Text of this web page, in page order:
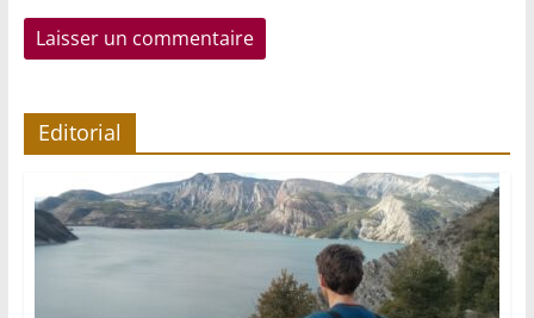
Editorial